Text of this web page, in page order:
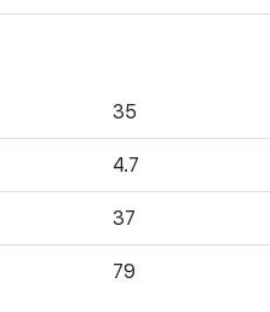
35
4.7
37
79